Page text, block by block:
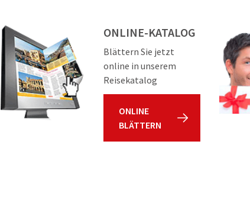
ONLINE-KATALOG
Blättern Sie jetzt
online in unserem
Reisekatalog
ONLINE
BLÄTTERN